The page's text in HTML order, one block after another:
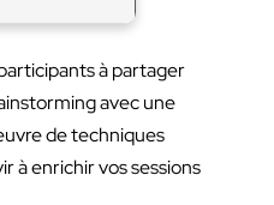
à partager
avec une
de techniques
à enrichir vos sessions